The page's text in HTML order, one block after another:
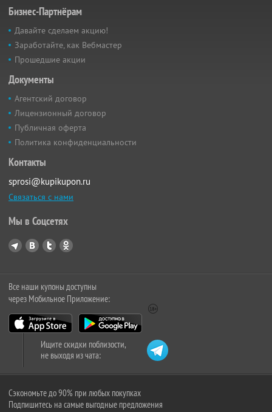
Бизнес-Партнёрам
Давайте сделаем акцию!
Заработайте, как Вебмастер
Прошедшие акции
Документы
Агентский договор
Лицензионный договор
Публичная оферта
Политика конфиденциальности
Контакты
sprosi@kupikupon.ru
Связаться с нами
Мы в Соцсетях
Все наши купоны доступны
через Мобильное Приложение:
Ищите скидки поблизости,
не выходя из чата:
Сэкономьте до 90% при любых покупках
Подпишитесь на самые выгодные предложения